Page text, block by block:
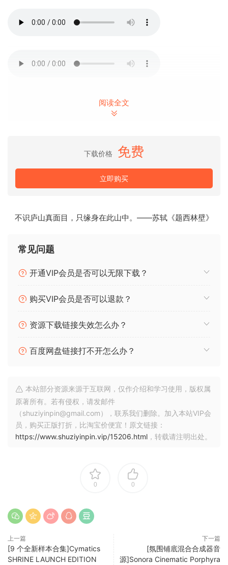
SNPID 为“006”。
如果您要使用它，请自行承担风险！
需要 NI Kontakt v6.7.1 或更高版本的完整版
hybrid instruments created by AudioXpression. It was
created to inspire your music production. It’s enjoyable to
play and will expand your creative possibilities.
Features include:
• Customizable presets
file from the developer with SNPID “006”.
risk!
阅读全文
下载价格 免费
立即购买
不识庐山真面目，只缘身在此山中。——苏轼《题西林壁》
常见问题
开通VIP会员是否可以无限下载？
购买VIP会员是否可以退款？
资源下载链接失效怎么办？
百度网盘链接打不开怎么办？
本站部分资源来源于互联网，仅作介绍和学习使用，版权属
原著所有。若有侵权，请发邮件
（shuziyinpin@gmail.com），联系我们删除。加入本站VIP会
员，购买正版打折，比淘宝价便宜！原文链接：
https://www.shuziyinpin.vip/15206.html ，转载请注明出处。
0 0
上一篇
[9 个全新样本合集]Cymatics
SHRINE LAUNCH EDITION
下一篇
[氛围铺底混合合成器音
源]Sonora Cinematic Porphyra